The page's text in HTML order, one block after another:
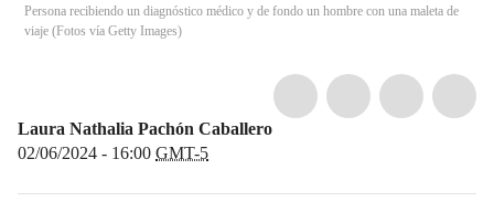
Persona recibiendo un diagnóstico médico y de fondo un hombre con una maleta de
viaje (Fotos vía Getty Images)
Laura Nathalia Pachón Caballero
02/06/2024 - 16:00 GMT-5